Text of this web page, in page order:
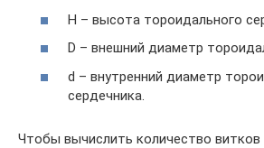
H – высота тороидального
D – внешний диаметр
d – внутренний диаметр
сердечника.
Чтобы вычислить количество витков